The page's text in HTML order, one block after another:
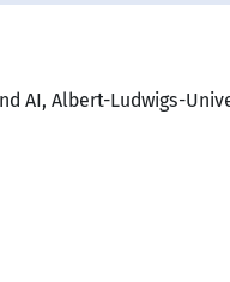
AI, Albert-Ludwigs-